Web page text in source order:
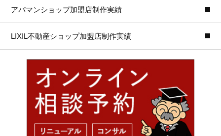
アパマンショップ加盟店制作実績
LIXIL不動産ショップ加盟店制作実績